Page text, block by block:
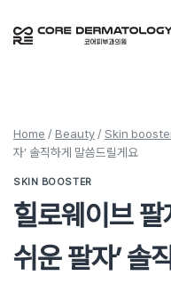
Home / Beauty / Skin
자’ 솔직하게 말씀드릴게요
SKIN BOOSTER
힐로웨이브 팔
쉬운 팔자’ 솔